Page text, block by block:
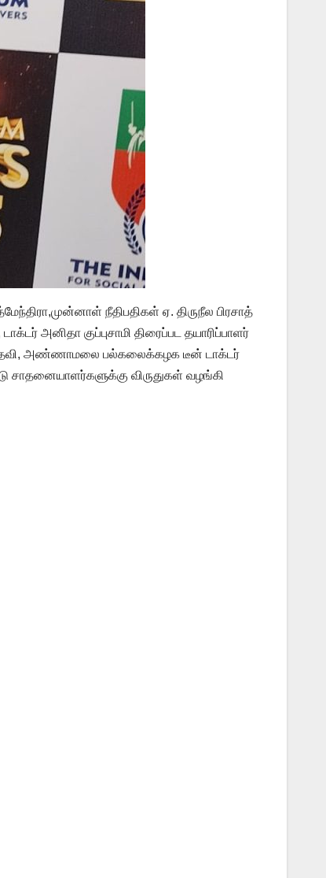
நீதிபதிகள் ஏ. திருநீல பிரசாத்
அனிதா குப்புசாமி திரைப்பட தயாரிப்பாளர்
அண்ணாமலை பல்கலைக்கழக டீன் டாக்டர்
சாதனையாளர்களுக்கு விருதுகள் வழங்கி